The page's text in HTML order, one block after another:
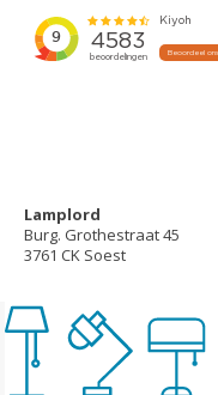
Lamplord
Burg. Grothestraat 45
3761 CK Soest